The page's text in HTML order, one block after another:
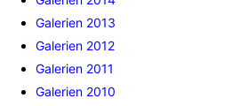
Galerien 2013
Galerien 2012
Galerien 2011
Galerien 2010